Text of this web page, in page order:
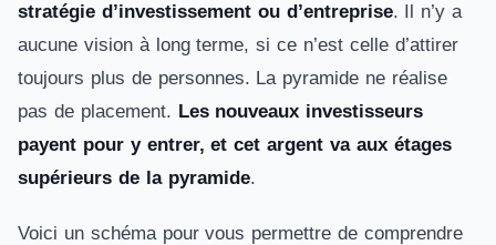
stratégie d’investissement ou d’entreprise. Il n’y a
aucune vision à long terme, si ce n’est celle d’attirer
toujours plus de personnes. La pyramide ne réalise
pas de placement. Les nouveaux investisseurs
payent pour y entrer, et cet argent va aux étages
supérieurs de la pyramide.
Voici un schéma pour vous permettre de comprendre